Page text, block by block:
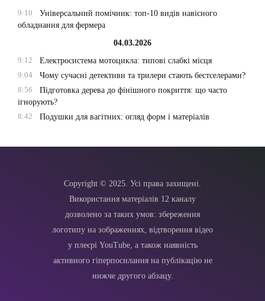
9:10
Універсальний помічник: топ-10 видів навісного
обладнання для фермера
04.03.2026
9:12
Електросистема мотоцикла: типові слабкі місця
9:04
Чому сучасні детективи та трилери стають бестселерами?
8:56
Підготовка дерева до фінішного покриття: що часто
ігнорують?
8:42
Подушки для вагітних: огляд форм і матеріалів
Copyright © 2025. Усі права захищені.
Використання матеріалів 12 каналу
дозволено за таких умов: збереження
логотипу на зображеннях, відтворення відео
у плеєрі YouTube, а також наявність
активного гіперпосилання на публікацію не
нижче другого абзацу.